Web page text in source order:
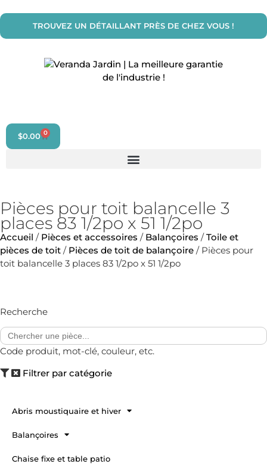
TROUVEZ UN DÉTAILLANT PRÈS DE CHEZ VOUS !
$0.00 0
Pièces pour toit balancelle 3
places 83 1/2po x 51 1/2po
Accueil / Pièces et accessoires / Balançoires /Toile et
pièces de toit / Pièces de toit de balançoire / Pièces pour
toit balancelle 3 places 83 1/2po x 51 1/2po
Recherche
Search
for:
Code produit, mot-clé, couleur, etc.
Filtrer par catégorie
Abris moustiquaire et hiver
Balançoires
Chaise fixe et table patio